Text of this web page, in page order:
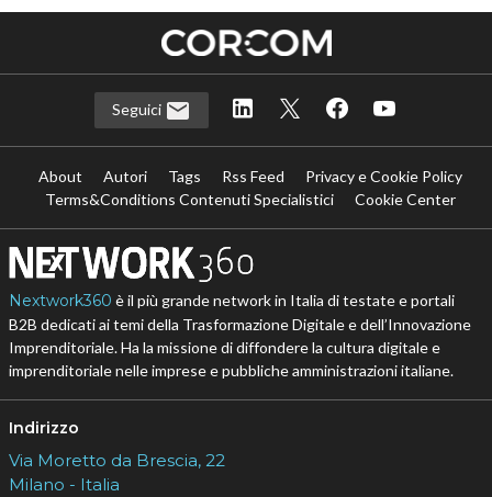
Seguici
About Autori Tags Rss Feed
Privacy e Cookie Policy
Terms&Conditions Contenuti Specialistici
Cookie Center
Nextwork360 è il più grande network in Italia di testate e portali
B2B dedicati ai temi della Trasformazione Digitale e dell’Innovazione
Imprenditoriale. Ha la missione di diffondere la cultura digitale e
imprenditoriale nelle imprese e pubbliche amministrazioni italiane.
Indirizzo
Via Moretto da Brescia, 22
Milano - Italia